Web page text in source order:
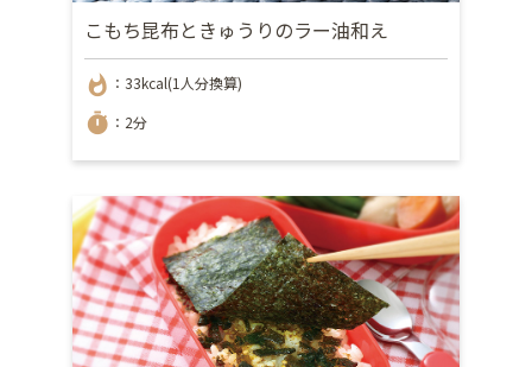
こもち昆布ときゅうりのラー油和え
whatshot ：33kcal(1人分換算)
timer ：2分